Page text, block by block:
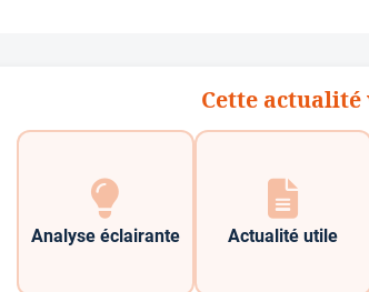
Cette actualité
Analyse éclairante Actualité utile